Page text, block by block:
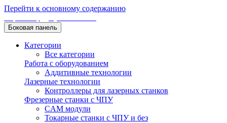
Перейти к основному содержанию
Боковая панель
Категории
Все категории
Работа с оборудованием
Аддитивные технологии
Лазерные технологии
Контроллеры для лазерных станков
Фрезерные станки с ЧПУ
CAM модули
Токарные станки с ЧПУ и без